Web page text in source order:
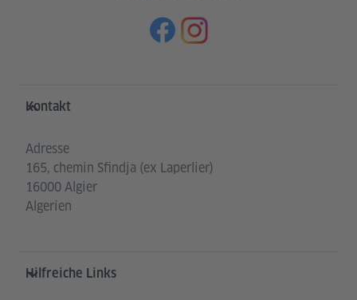
Service- und Informationsbereich
Kontakt
Adresse
165, chemin Sfindja (ex Laperlier)
16000 Algier
Algerien
Hilfreiche Links